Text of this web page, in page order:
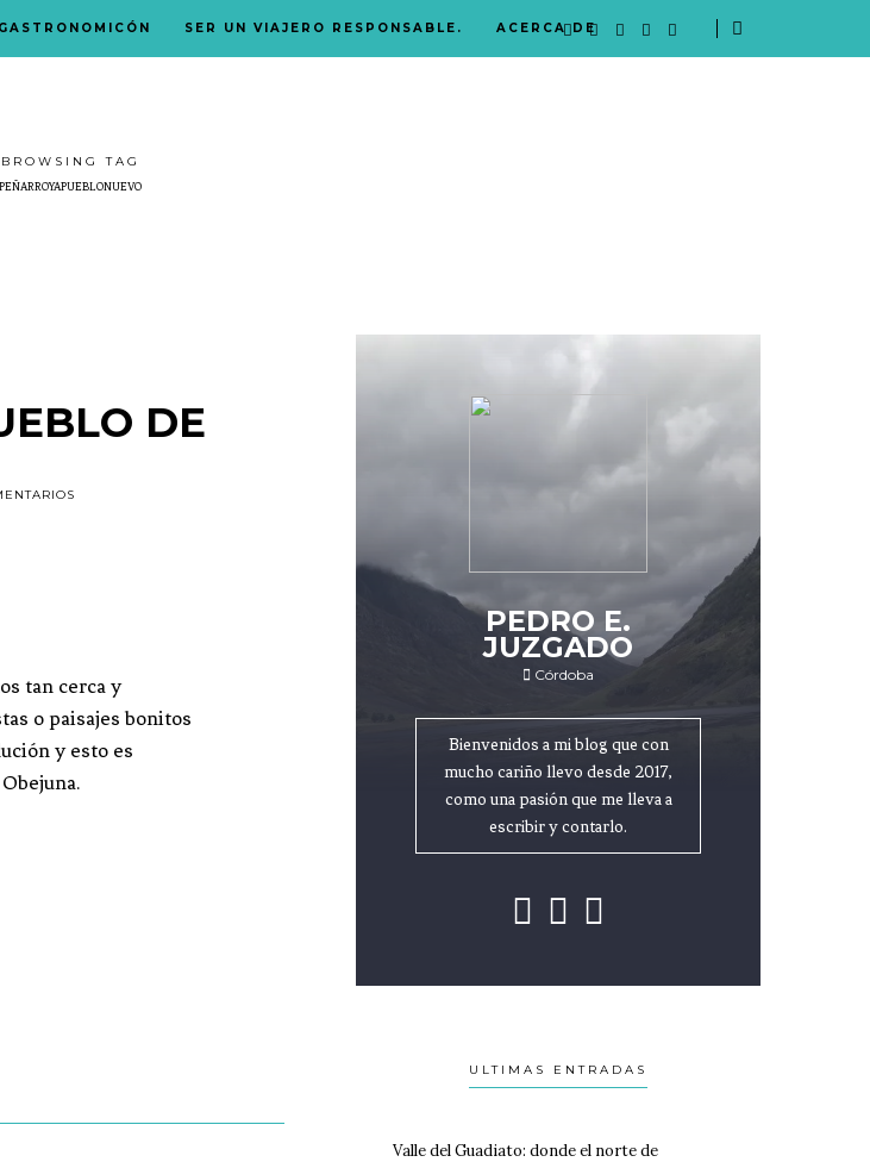
GASTRONOMICÓN SER UN VIAJERO RESPONSABLE. ACERCA DE
BROWSING TAG
PEÑARROYAPUEBLONUEVO
DE
tan cerca y
o paisajes bonitos
y esto es
PEDRO E.
JUZGADO
Córdoba
Bienvenidos a mi blog que con
mucho cariño llevo desde 2017,
como una pasión que me lleva a
escribir y contarlo.
ULTIMAS ENTRADAS
Valle del Guadiato: donde el norte de